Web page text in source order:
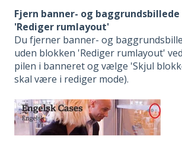
Fjern banner- og
'Rediger rumlayout'
Du fjerner banner- og
uden blokken 'Rediger rumlayout'
pilen i banneret og vælge 'Skjul
skal være i rediger mode).